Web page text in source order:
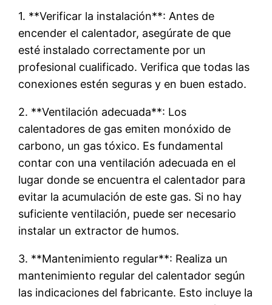
1. **Verificar la instalación**: Antes de
encender el calentador, asegúrate de que
esté instalado correctamente por un
profesional cualificado. Verifica que todas las
conexiones estén seguras y en buen estado.
2. **Ventilación adecuada**: Los
calentadores de gas emiten monóxido de
carbono, un gas tóxico. Es fundamental
contar con una ventilación adecuada en el
lugar donde se encuentra el calentador para
evitar la acumulación de este gas. Si no hay
suficiente ventilación, puede ser necesario
instalar un extractor de humos.
3. **Mantenimiento regular**: Realiza un
mantenimiento regular del calentador según
las indicaciones del fabricante. Esto incluye la